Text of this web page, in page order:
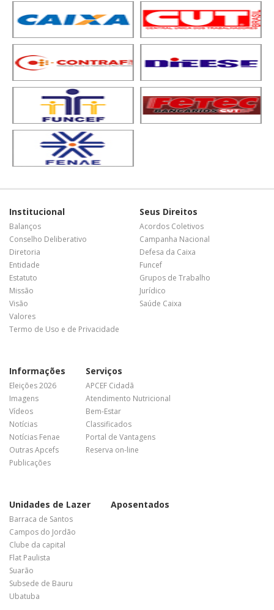
Institucional
Balanços
Conselho Deliberativo
Diretoria
Entidade
Estatuto
Missão
Visão
Valores
Termo de Uso e de Privacidade
Seus Direitos
Acordos Coletivos
Campanha Nacional
Defesa da Caixa
Funcef
Grupos de Trabalho
Jurídico
Saúde Caixa
Informações
Eleições 2026
Imagens
Vídeos
Notícias
Notícias Fenae
Outras Apcefs
Publicações
Serviços
APCEF Cidadã
Atendimento Nutricional
Bem-Estar
Classificados
Portal de Vantagens
Reserva on-line
Unidades de Lazer
Barraca de Santos
Campos do Jordão
Clube da capital
Flat Paulista
Suarão
Subsede de Bauru
Ubatuba
Aposentados